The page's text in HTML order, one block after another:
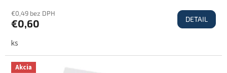
€0,49 bez DPH
€0,60 DETAIL
ks
Akcia